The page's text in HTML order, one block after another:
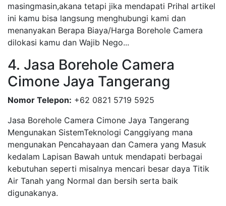
masingmasin,akana tetapi jika mendapati Prihal artikel
ini kamu bisa langsung menghubungi kami dan
menanyakan Berapa Biaya/Harga Borehole Camera
dilokasi kamu dan Wajib Nego...
4. Jasa Borehole Camera
Cimone Jaya Tangerang
Nomor Telepon: +62 0821 5719 5925
Jasa Borehole Camera Cimone Jaya Tangerang
Mengunakan SistemTeknologi Canggiyang mana
mengunakan Pencahayaan dan Camera yang Masuk
kedalam Lapisan Bawah untuk mendapati berbagai
kebutuhan seperti misalnya mencari besar daya Titik
Air Tanah yang Normal dan bersih serta baik
digunakanya.